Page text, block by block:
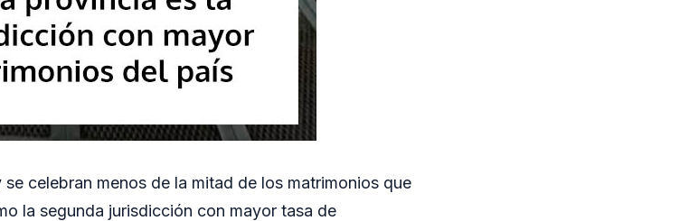
celebran menos de la mitad de los matrimonios que
la segunda jurisdicción con mayor tasa de